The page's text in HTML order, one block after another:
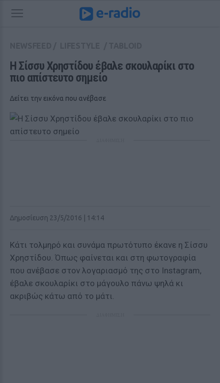
Η Σίσσυ Χρηστίδου έβαλε σκουλαρίκι στο
πιο απίστευτο σημείο
Δείτει την εικόνα που ανέβασε
Δημοσίευση 23/5/2016 | 14:14
Κάτι τολμηρό και συνάμα πρωτότυπο έκανε η Σίσσυ
Χρηστίδου. Όπως φαίνεται και στη φωτογραφία
που ανέβασε στον λογαριασμό της στο Instagram,
έβαλε σκουλαρίκι στο μάγουλο πάνω ψηλά κι
ακριβώς κάτω από το μάτι.